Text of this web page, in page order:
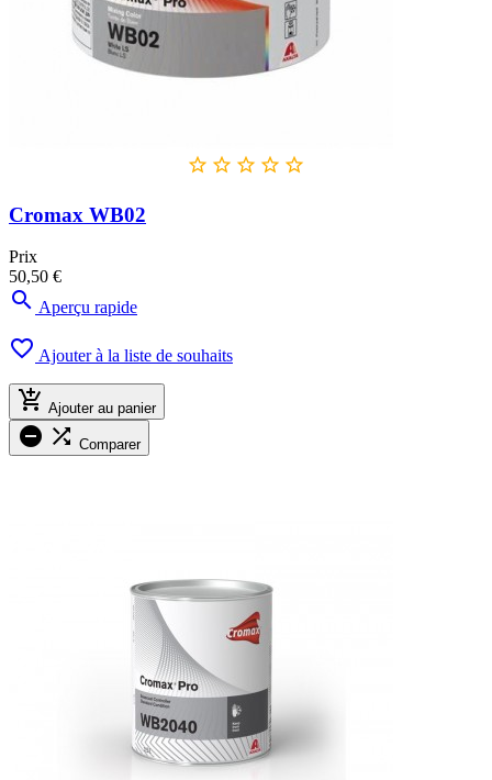
    
Cromax WB02
Prix
50,50 €
 Aperçu rapide
 Ajouter à la liste de souhaits
 Ajouter au panier
  Comparer